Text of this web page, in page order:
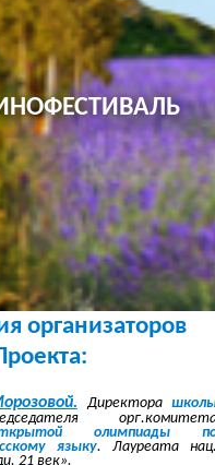
организаторов
Директора
олимпиады
языку. Лауреата
21 век».